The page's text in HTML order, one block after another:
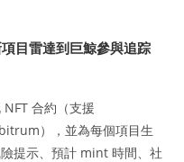
目雷達到巨鯨參與追踪
合約（支援
），並為每個項目生
提示、預計 mint 時間、社